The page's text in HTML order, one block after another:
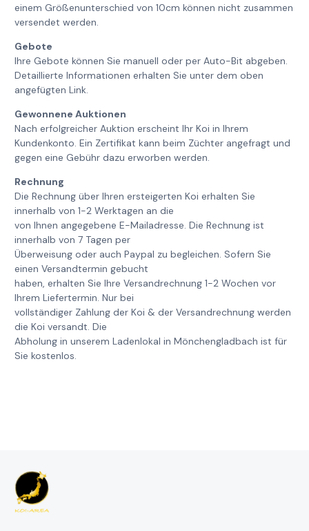
einem Größenunterschied von 10cm können nicht zusammen
versendet werden.
Gebote
Ihre Gebote können Sie manuell oder per Auto-Bit abgeben.
Detaillierte Informationen erhalten Sie unter dem oben
angefügten Link.
Gewonnene Auktionen
Nach erfolgreicher Auktion erscheint Ihr Koi in Ihrem
Kundenkonto. Ein Zertifikat kann beim Züchter angefragt und
gegen eine Gebühr dazu erworben werden.
Rechnung
Die Rechnung über Ihren ersteigerten Koi erhalten Sie
innerhalb von 1-2 Werktagen an die
von Ihnen angegebene E-Mailadresse. Die Rechnung ist
innerhalb von 7 Tagen per
Überweisung oder auch Paypal zu begleichen. Sofern Sie
einen Versandtermin gebucht
haben, erhalten Sie Ihre Versandrechnung 1-2 Wochen vor
Ihrem Liefertermin. Nur bei
vollständiger Zahlung der Koi & der Versandrechnung werden
die Koi versandt. Die
Abholung in unserem Ladenlokal in Mönchengladbach ist für
Sie kostenlos.